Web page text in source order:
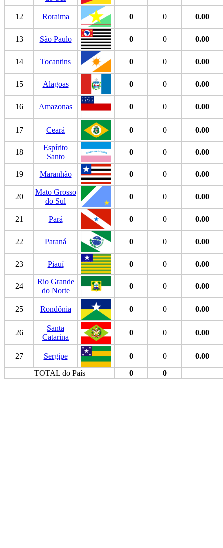
12 Roraima 0 0 0.00
13 São Paulo 0 0 0.00
14 Tocantins 0 0 0.00
15 Alagoas 0 0 0.00
16 Amazonas 0 0 0.00
17 Ceará 0 0 0.00
18
Espírito
Santo
0 0 0.00
19 Maranhão 0 0 0.00
20
Mato Grosso
do Sul
0 0 0.00
21 Pará 0 0 0.00
22 Paraná 0 0 0.00
23 Piauí 0 0 0.00
24
Rio Grande
do Norte
0 0 0.00
25 Rondônia 0 0 0.00
26
Santa
Catarina
0 0 0.00
27 Sergipe 0 0
0.00
TOTAL do País
0 0